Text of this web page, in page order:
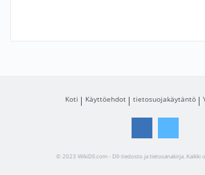
Koti Käyttöehdot tietosuojakäytäntö
© 2023 WikiDll.com - Dll-tiedosto ja tietosanakirja. Kaikki